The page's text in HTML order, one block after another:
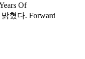
Of
혔다. Forward